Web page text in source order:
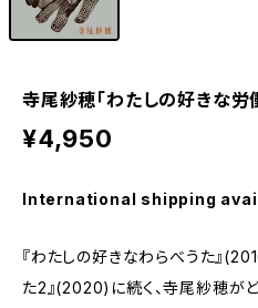
寺尾紗穂「わたしの好きな労働
¥4,950
International shipping
『わたしの好きなわらべうた』
た2』(2020)に続く、寺尾紗穂が